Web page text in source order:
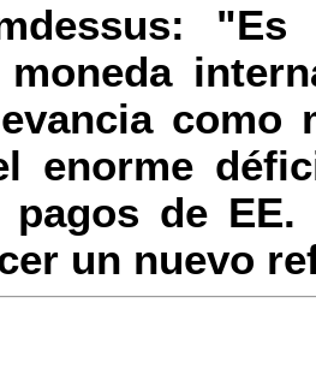
"Es
moneda
como
enorme
pagos de EE.
un nuevo